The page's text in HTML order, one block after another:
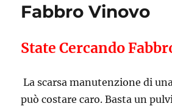
Fabbro Vinovo
State Cercando
La scarsa manutenzione di
può costare caro. Basta un